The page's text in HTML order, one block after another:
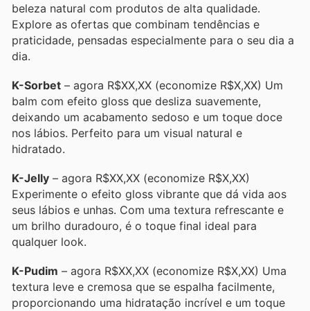
beleza natural com produtos de alta qualidade.
Explore as ofertas que combinam tendências e
praticidade, pensadas especialmente para o seu dia a
dia.
K-Sorbet – agora R$XX,XX (economize R$X,XX) Um
balm com efeito gloss que desliza suavemente,
deixando um acabamento sedoso e um toque doce
nos lábios. Perfeito para um visual natural e
hidratado.
K-Jelly – agora R$XX,XX (economize R$X,XX)
Experimente o efeito gloss vibrante que dá vida aos
seus lábios e unhas. Com uma textura refrescante e
um brilho duradouro, é o toque final ideal para
qualquer look.
K-Pudim – agora R$XX,XX (economize R$X,XX) Uma
textura leve e cremosa que se espalha facilmente,
proporcionando uma hidratação incrível e um toque